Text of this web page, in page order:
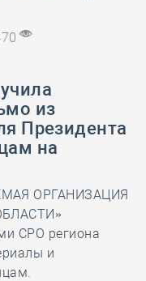
из
Президента
на
ОРГАНИЗАЦИЯ
СРО региона
и